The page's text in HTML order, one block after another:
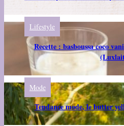
Lifestyle
Recette : basboussa coco
Mode
Tendance mode, le butter